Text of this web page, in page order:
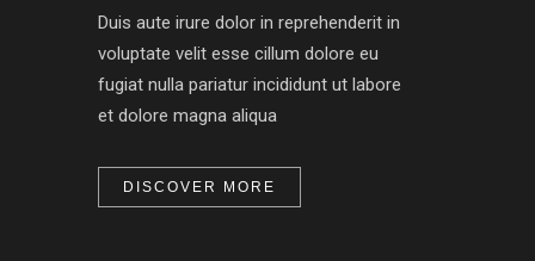
Duis aute irure dolor in reprehenderit in
voluptate velit esse cillum dolore eu
fugiat nulla pariatur incididunt ut labore
et dolore magna aliqua
DISCOVER MORE